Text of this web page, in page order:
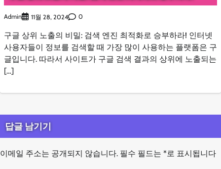
Admin 11월 28, 2024 0
구글 상위 노출의 비밀: 검색 엔진 최적화로 승부하라! 인터넷
사용자들이 정보를 검색할 때 가장 많이 사용하는 플랫폼은 구
글입니다. 따라서 사이트가 구글 검색 결과의 상위에 노출되는
[…]
답글 남기기
이메일 주소는 공개되지 않습니다. 필수 필드는 * 로 표시됩니다